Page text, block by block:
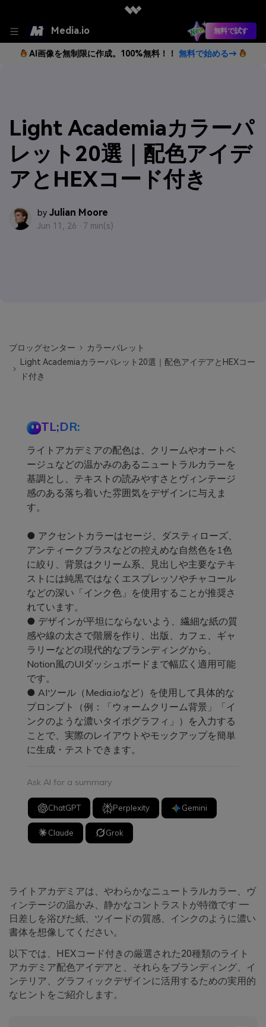
Media.io 無料で試す
AI画像を無制限に作成。100%無料！！ 無料で始める→
Light Academiaカラーパ
レット20選｜配色アイデ
アとHEXコード付き
by Julian Moore
Jun 11, 26 · 7 min(s)
ブロッグセンター
カラーパレット
Light Academiaカラーパレット20選｜配色アイデアとHEXコー
ド付き
TL;DR:
ライトアカデミアの配色は、クリームやオートベ
ージュなどの温かみのあるニュートラルカラーを
基調とし、テキストの読みやすさとヴィンテージ
感のある落ち着いた雰囲気をデザインに与えま
す。
● アクセントカラーはセージ、ダスティローズ、
アンティークブラスなどの控えめな自然色を1色
に絞り、背景はクリーム系、見出しや主要なテキ
ストには純黒ではなくエスプレッソやチャコール
などの深い「インク色」を使用することが推奨さ
れています。
● デザインが平坦にならないよう、繊細な紙の質
感や線の太さで階層を作り、出版、カフェ、ギャ
ラリーなどの現代的なブランディングから、
Notion風のUIダッシュボードまで幅広く適用可能
です。
● AIツール（Media.ioなど）を使用して具体的な
プロンプト（例：「ウォームクリーム背景」「イ
ンクのような濃いタイポグラフィ」）を入力する
ことで、実際のレイアウトやモックアップを簡単
に生成・テストできます。
Ask AI for a summary
ChatGPT Perplexity Gemini
Claude Grok
ライトアカデミアは、やわらかなニュートラルカラー、ヴ
ィンテージの温かみ、静かなコントラストが特徴です ―
日差しを浴びた紙、ツイードの質感、インクのように濃い
書体を想像してください。
以下では、HEXコード付きの厳選された20種類のライト
アカデミア配色アイデアと、それらをブランディング、イ
ンテリア、グラフィックデザインに活用するための実用的
なヒントをご紹介します。